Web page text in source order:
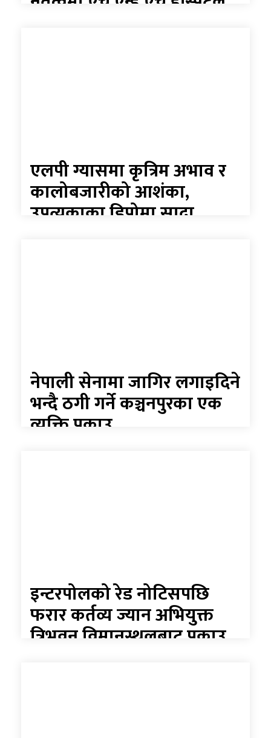
एलपी ग्यासमा कृत्रिम अभाव र
कालोबजारीको आशंका,
उपत्यकाका डिपोमा सादा
नेपाली सेनामा जागिर लगाइदिने
भन्दै ठगी गर्ने कञ्चनपुरका एक
व्यक्ति पक्राउ
इन्टरपोलको रेड नोटिसपछि
फरार कर्तव्य ज्यान अभियुक्त
त्रिभुवन विमानस्थलबाट पक्राउ